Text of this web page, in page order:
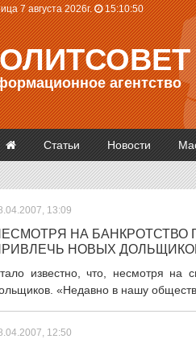
7 августа 2026г. 15:10:51
агентство
Статьи Новости
13:09
НА БАНКРОТСТВО
НОВЫХ
известно, что, несмотря на
«Недавно в нашу
12:50